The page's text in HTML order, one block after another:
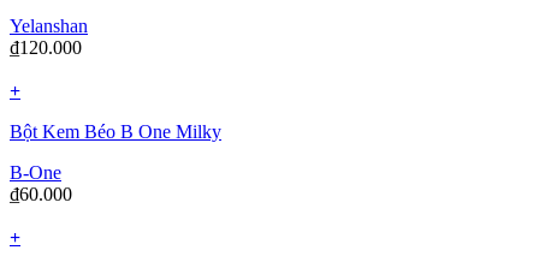
Yelanshan
₫120.000
+
Bột Kem Béo B One Milky
B-One
₫60.000
+